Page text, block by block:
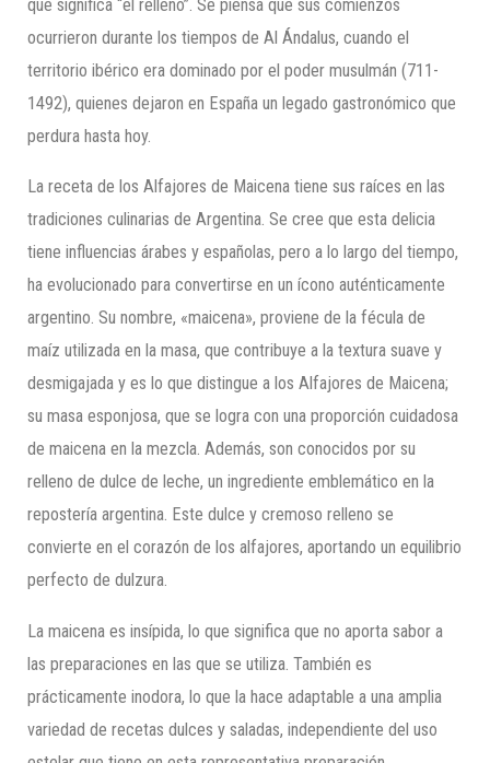
que significa “el relleno”. Se piensa que sus comienzos
ocurrieron durante los tiempos de Al Ándalus, cuando el
territorio ibérico era dominado por el poder musulmán (711-
1492), quienes dejaron en España un legado gastronómico que
perdura hasta hoy.
La receta de los Alfajores de Maicena tiene sus raíces en las
tradiciones culinarias de Argentina. Se cree que esta delicia
tiene influencias árabes y españolas, pero a lo largo del tiempo,
ha evolucionado para convertirse en un ícono auténticamente
argentino. Su nombre, «maicena», proviene de la fécula de
maíz utilizada en la masa, que contribuye a la textura suave y
desmigajada y es lo que distingue a los Alfajores de Maicena;
su masa esponjosa, que se logra con una proporción cuidadosa
de maicena en la mezcla. Además, son conocidos por su
relleno de dulce de leche, un ingrediente emblemático en la
repostería argentina. Este dulce y cremoso relleno se
convierte en el corazón de los alfajores, aportando un equilibrio
perfecto de dulzura.
La maicena es insípida, lo que significa que no aporta sabor a
las preparaciones en las que se utiliza. También es
prácticamente inodora, lo que la hace adaptable a una amplia
variedad de recetas dulces y saladas, independiente del uso